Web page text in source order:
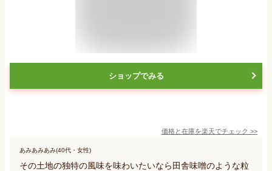
ショップでみる
価格と在庫を楽天でチェック >>
あみあみあみ(40代・女性)
その土地の独特の風味を味わいたいなら田舎味噌のような粒